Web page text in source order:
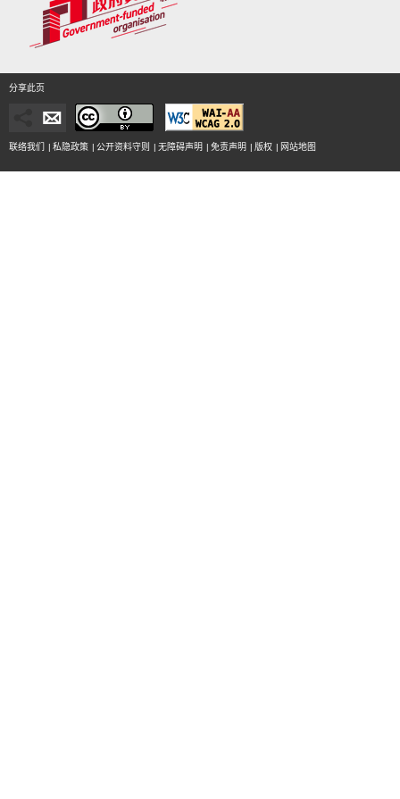
分享此页
联络我们 | 私隐政策 | 公开资料守则 | 无障碍声明 | 免责声明 | 版权 | 网站地图